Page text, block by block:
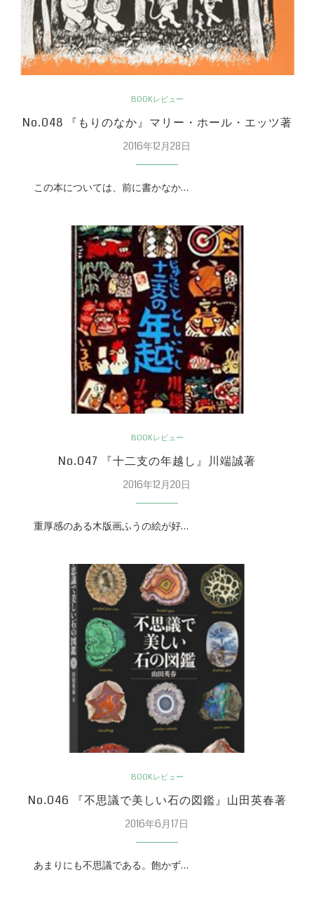
BOOKレビュー
No.048 『もりのなか』マリー・ホール・エッツ著
2016年12月28日
この本については、前に書かなか…
BOOKレビュー
No.047 『十二支の年越し』川端誠著
2016年12月20日
重厚感のある木版画ふうの絵が好…
BOOKレビュー
No.046 『不思議で美しい石の図鑑』山田英春著
2016年6月17日
あまりにも不思議である。飽かず…